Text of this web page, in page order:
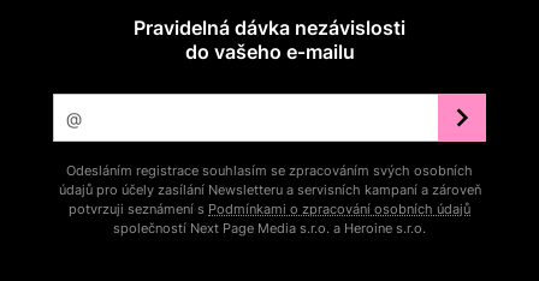
Pravidelná dávka nezávislosti
do vašeho e‑mailu
Odesláním registrace souhlasím se zpracováním svých osobních
údajů pro účely zasílání Newsletteru a servisních kampaní a zároveň
potvrzuji seznámení s Podmínkami o zpracování osobních údajů
společností Next Page Media s.r.o. a Heroine s.r.o.